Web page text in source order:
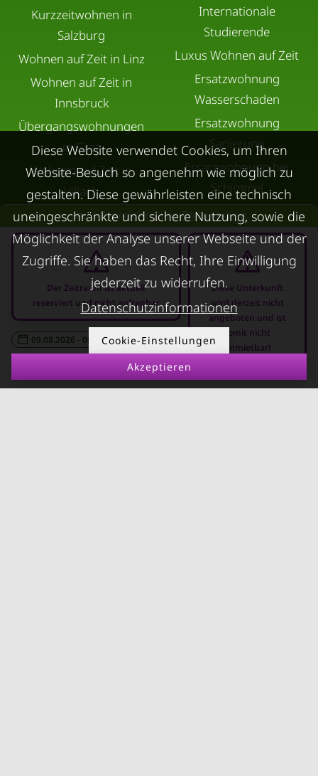
Übersicht aller Teilbeträge
Der Zeitraum ist aktuell
reserviert und nicht anfragbar
09.08.2026 - 09.09.2026 -
Diese Unterkunft
wird derzeit nicht
angeboten und ist
somit nicht
anmietbar!
Kurzzeitwohnen in
Salzburg
Wohnen auf Zeit in Linz
Wohnen auf Zeit in
Innsbruck
Übergangswohnungen
in Graz
Wohnen auf Zeit in
Villach
Wohnen auf Zeit in Wels
Kurzzeitmiete Klagenfurt
Wohnen auf Zeit
Dornbirn
Kurzzeitmiete
Deutschland
Internationale
Studierende
Luxus Wohnen auf Zeit
Ersatzwohnung
Wasserschaden
Ersatzwohnung
Sanierung
Ersatzwohnung bei
Schimmel
Trennungswohnung
Filmförderung
Österreich
RUND UMS
KONTAKT
Über Kurzzeitmiete
Diese Website verwendet Cookies, um Ihren
Website-Besuch so angenehm wie möglich zu
gestalten. Diese gewährleisten eine technisch
uneingeschränkte und sichere Nutzung, sowie die
Möglichkeit der Analyse unserer Webseite und der
Zugriffe. Sie haben das Recht, Ihre Einwilligung
jederzeit zu widerrufen.
Datenschutzinformationen
Cookie-Einstellungen
Akzeptieren